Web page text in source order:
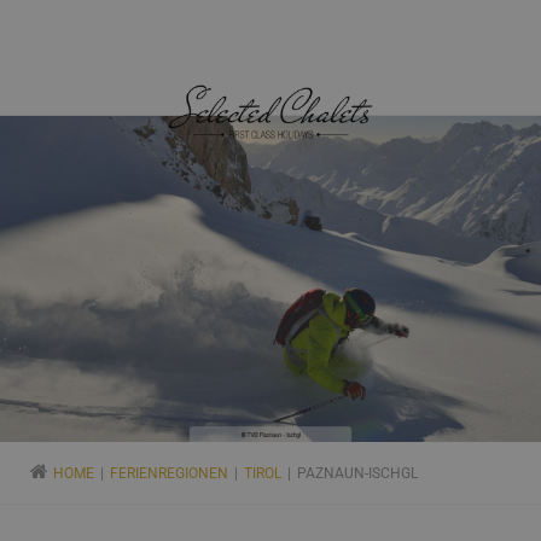
HOME FERIENREGIONEN TIROL PAZNAUN-ISCHGL